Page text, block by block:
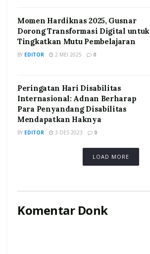
Momen Hardiknas 2025, Gusnar
Dorong Transformasi Digital untuk
Tingkatkan Mutu Pembelajaran
BY EDITOR 2 MEI 2025 0
Peringatan Hari Disabilitas
Internasional: Adnan Berharap
Para Penyandang Disabilitas
Mendapatkan Haknya
BY EDITOR 3 DES 2023 0
LOAD MORE
Komentar Donk